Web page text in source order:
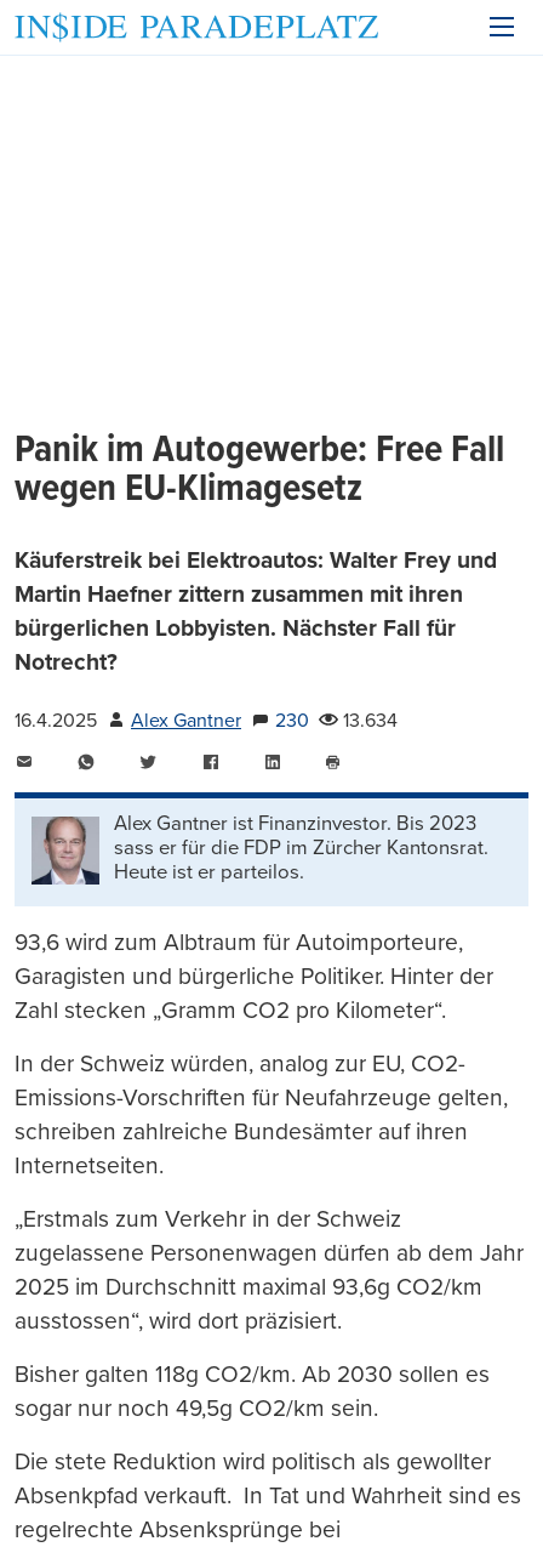
Panik im Autogewerbe: Free Fall
wegen EU-Klimagesetz
Käuferstreik bei Elektroautos: Walter Frey und
Martin Haefner zittern zusammen mit ihren
bürgerlichen Lobbyisten. Nächster Fall für
Notrecht?
16.4.2025 Alex Gantner 230
13.634
WhatsAppTwitter FacebookLinkedIn
drucken
Alex Gantner ist Finanzinvestor. Bis 2023
sass er für die FDP im Zürcher Kantonsrat.
Heute ist er parteilos.
93,6 wird zum Albtraum für Autoimporteure,
Garagisten und bürgerliche Politiker. Hinter der
Zahl stecken „Gramm CO2 pro Kilometer“.
In der Schweiz würden, analog zur EU, CO2-
Emissions-Vorschriften für Neufahrzeuge gelten,
schreiben zahlreiche Bundesämter auf ihren
Internetseiten.
„Erstmals zum Verkehr in der Schweiz
zugelassene Personenwagen dürfen ab dem Jahr
2025 im Durchschnitt maximal 93,6g CO2/km
ausstossen“, wird dort präzisiert.
Bisher galten 118g CO2/km. Ab 2030 sollen es
sogar nur noch 49,5g CO2/km sein.
Die stete Reduktion wird politisch als gewollter
Absenkpfad verkauft. In Tat und Wahrheit sind es
regelrechte Absenksprünge bei